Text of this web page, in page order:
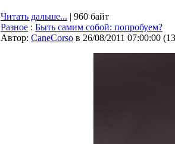
Читать дальше... | 960 байт
Разное : Быть самим собой: попробуем?
Автор: CaneCorso в 26/08/2011 07:00:00 (